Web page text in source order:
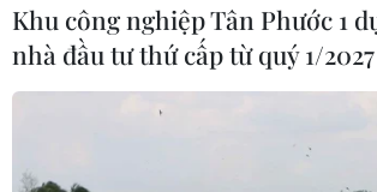
Khu công nghiệp Tân Phước 1
nhà đầu tư thứ cấp từ quý 1/2027